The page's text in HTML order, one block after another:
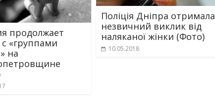
продолжает
«группами
на
Поліція Дніпра отримала
незвичний виклик від
наляканої жінки (Фото)
10.05.2018